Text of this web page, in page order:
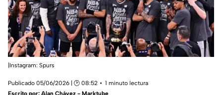
|Instagram: Spurs
Publicado 05/06/2026 | 🕑 08:52
1 minuto lectura
Escrito por: Alan Chávez - Marktube